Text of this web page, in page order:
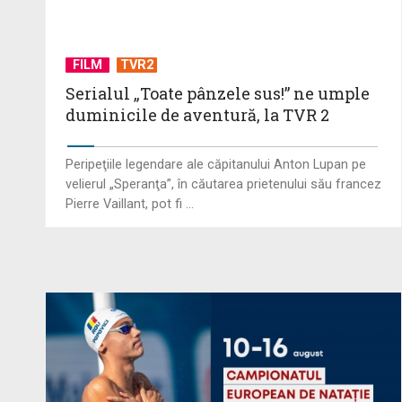
FILM TVR2
Serialul „Toate pânzele sus!” ne umple
duminicile de aventură, la TVR 2
Peripeţiile legendare ale căpitanului Anton Lupan pe
velierul „Speranţa”, în căutarea prietenului său francez
Pierre Vaillant, pot fi ...